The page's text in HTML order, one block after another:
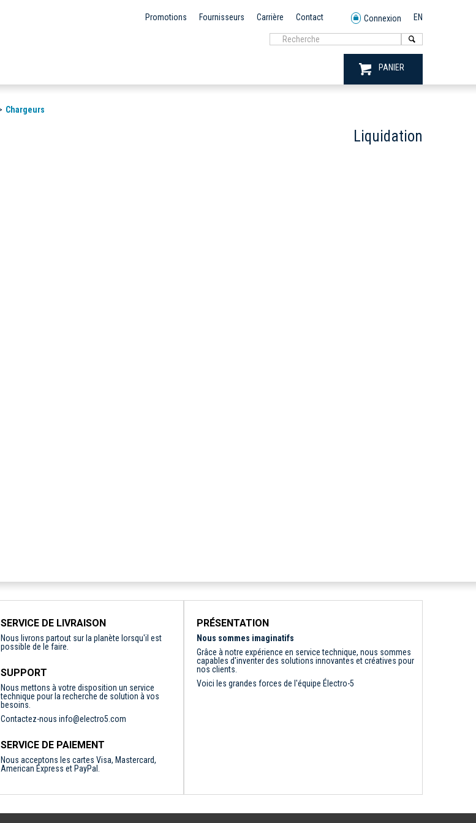
Promotions Fournisseurs Carrière Contact Connexion EN
PANIER
Chargeurs
Liquidation
SERVICE DE LIVRAISON
Nous livrons partout sur la planète lorsqu'il est
possible de le faire.
SUPPORT
Nous mettons à votre disposition un service
technique pour la recherche de solution à vos
besoins.
Contactez-nous info@electro5.com
SERVICE DE PAIEMENT
Nous acceptons les cartes Visa, Mastercard,
American Express et PayPal.
PRÉSENTATION
Nous sommes imaginatifs
Grâce à notre expérience en service technique, nous sommes
capables d'inventer des solutions innovantes et créatives pour
nos clients.
Voici les grandes forces de l'équipe Électro-5